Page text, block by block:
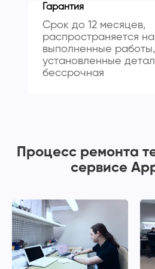
Гарантия
Срок до 12 месяцев,
распространяется на
выполненные
установленные
бессрочная
Процесс ремонта
сервисе